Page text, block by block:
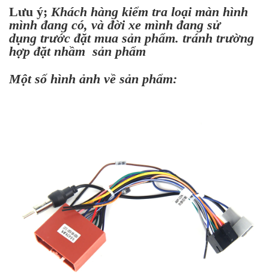
Lưu ý; Khách hàng kiểm tra loại màn hình
mình đang có, và đời xe mình đang sử
dụng trước đặt mua sản phẩm. tránh trường
hợp đặt nhầm sản phẩm
Một số hình ảnh về sản phẩm: